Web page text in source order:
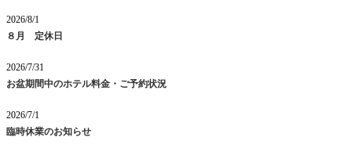
2026/8/1
８月 定休日
2026/7/31
お盆期間中のホテル料金・ご予約状況
2026/7/1
臨時休業のお知らせ